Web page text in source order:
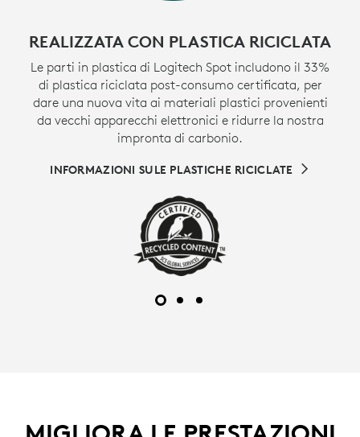
REALIZZATA CON PLASTICA RICICLATA
Le parti in plastica di Logitech Spot includono il 33%
di plastica riciclata post-consumo certificata, per
dare una nuova vita ai materiali plastici provenienti
da vecchi apparecchi elettronici e ridurre la nostra
impronta di carbonio.
INFORMAZIONI SULE PLASTICHE RICICLATE